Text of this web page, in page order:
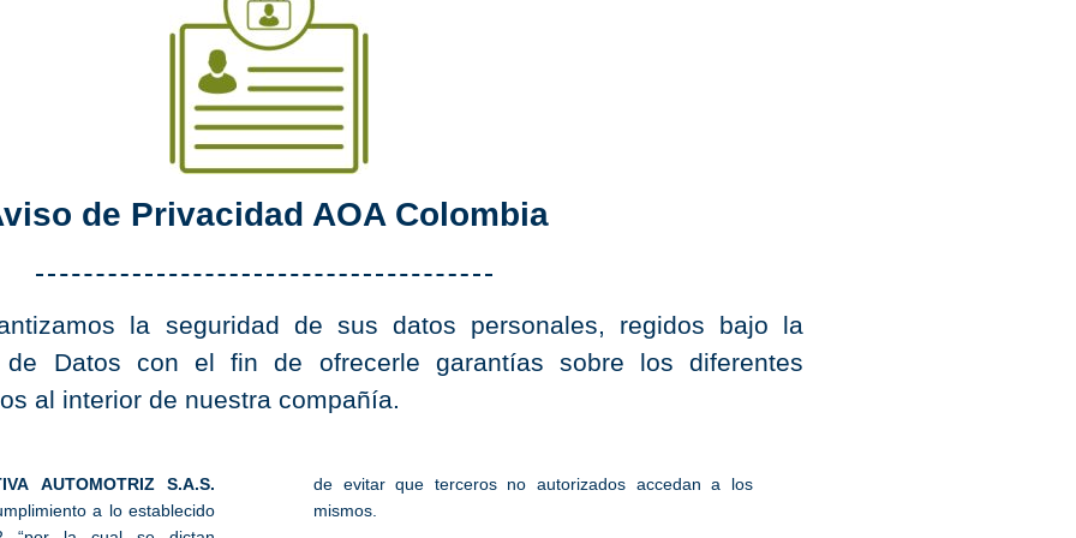
de Privacidad AOA Colombia
la seguridad de sus datos personales, regidos bajo la
de Datos con el fin de ofrecerle garantías sobre los diferentes
al interior de nuestra compañía.
AUTOMOTRIZ S.A.S.
a lo establecido
de evitar que terceros no autorizados accedan a los
mismos.